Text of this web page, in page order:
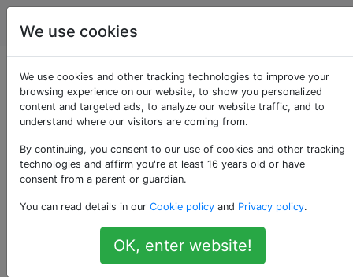
Schach
Wie lernt AlphaZero,
eine Position zu
bewerten, die es
noch nie gesehen
We use cookies
We use cookies and other tracking technologies to improve your
browsing experience on our website, to show you personalized
content and targeted ads, to analyze our website traffic, and to
understand where our visitors are coming from.
By continuing, you consent to our use of cookies and other tracking
technologies and affirm you're at least 16 years old or have
consent from a parent or guardian.
You can read details in our Cookie policy and Privacy policy.
OK, enter website!